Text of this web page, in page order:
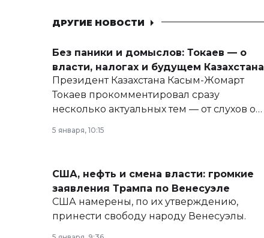
ДРУГИЕ НОВОСТИ
Без паники и домыслов: Токаев — о
власти, налогах и будущем Казахстана
Президент Казахстана Касым-Жомарт
Токаев прокомментировал сразу
несколько актуальных тем — от слухов о
армии, экономики и личного здоровья.
5 января, 10:15
США, нефть и смена власти: громкие
заявления Трампа по Венесуэле
США намерены, по их утверждению,
принести свободу народу Венесуэлы.